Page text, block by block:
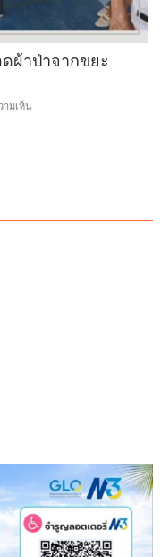
ขั้น
ต่ำ
ผ้าป่าจากขยะ
ามเห็น
ทอด